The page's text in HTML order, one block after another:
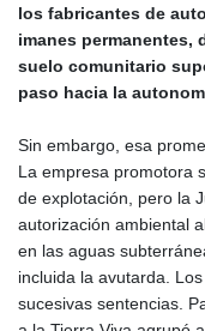
los fabricantes de
imanes permanentes,
suelo comunitario
paso hacia la
Sin embargo, esa
La empresa promotora
de explotación, pero la
autorización ambiental
en las aguas
incluida la avutarda.
sucesivas sentencias.